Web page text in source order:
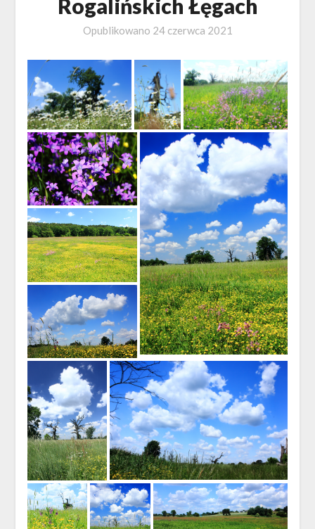
Rogalińskich Łęgach
Opublikowano 24 czerwca 2021